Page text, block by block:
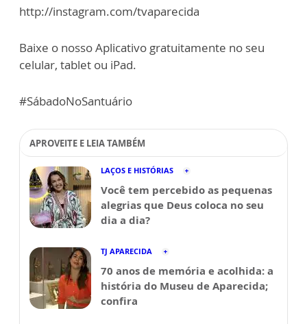
http://instagram.com/tvaparecida
Baixe o nosso Aplicativo gratuitamente no seu
celular, tablet ou iPad.
#SábadoNoSantuário
APROVEITE E LEIA TAMBÉM
LAÇOS E HISTÓRIAS
Você tem percebido as pequenas
alegrias que Deus coloca no seu
dia a dia?
TJ APARECIDA
70 anos de memória e acolhida: a
história do Museu de Aparecida;
confira